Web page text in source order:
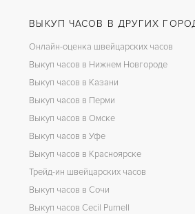
ВЫКУП ЧАСОВ В ДРУГИХ
Онлайн-оценка швейцарских часов
Выкуп часов в Нижнем Новгороде
Выкуп часов в Казани
Выкуп часов в Перми
Выкуп часов в Омске
Выкуп часов в Уфе
Выкуп часов в Красноярске
Трейд-ин швейцарских часов
Выкуп часов в Сочи
Выкуп часов Cecil Purnell